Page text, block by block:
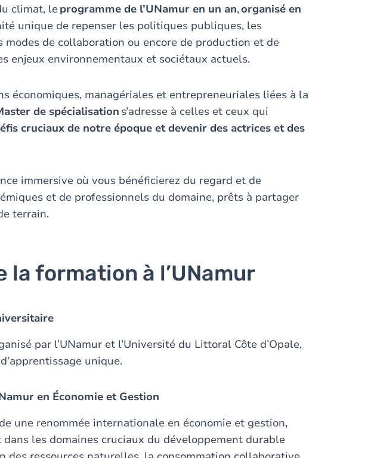
climat, leprogramme de l’UNamur en un an,organisé en
unique de repenser les politiques publiques, les
modes de collaboration ou encore de production et de
enjeux environnementaux et sociétaux actuels.
économiques, managériales et entrepreneuriales liées à la
de spécialisation s’adresse à celles et ceux qui
cruciaux de notre époque et devenir des actrices et des
immersive où vous bénéficierez du regard et de
et de professionnels du domaine, prêts à partager
terrain.
la formation à l’UNamur
par l’UNamur et l’Université du Littoral Côte d’Opale,
unique.
en Économie et Gestion
une renommée internationale en économie et gestion,
les domaines cruciaux du développement durable